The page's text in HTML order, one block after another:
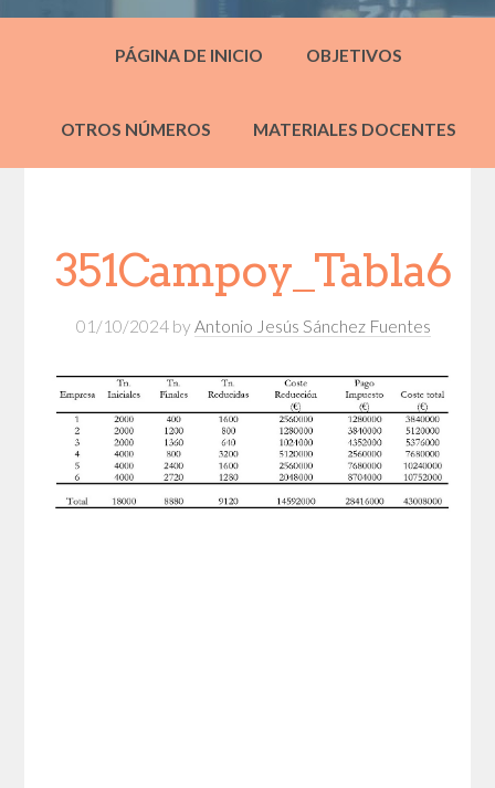
PÁGINA DE INICIO OBJETIVOS
OTROS NÚMEROS MATERIALES DOCENTES
351Campoy_Tabla6
01/10/2024 by Antonio Jesús Sánchez Fuentes